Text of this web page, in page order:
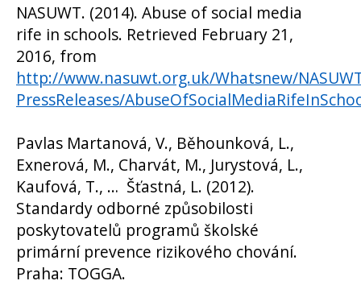
NASUWT. (2014). Abuse of social media
rife in schools. Retrieved February 21,
2016, from
http://www.nasuwt.org.uk/Whatsnew/
PressReleases/
Pavlas Martanová, V., Běhounková, L.,
Exnerová, M., Charvát, M., Jurystová, L.,
Kaufová, T., … Šťastná, L. (2012).
Standardy odborné způsobilosti
poskytovatelů programů školské
primární prevence rizikového chování.
Praha: TOGGA.